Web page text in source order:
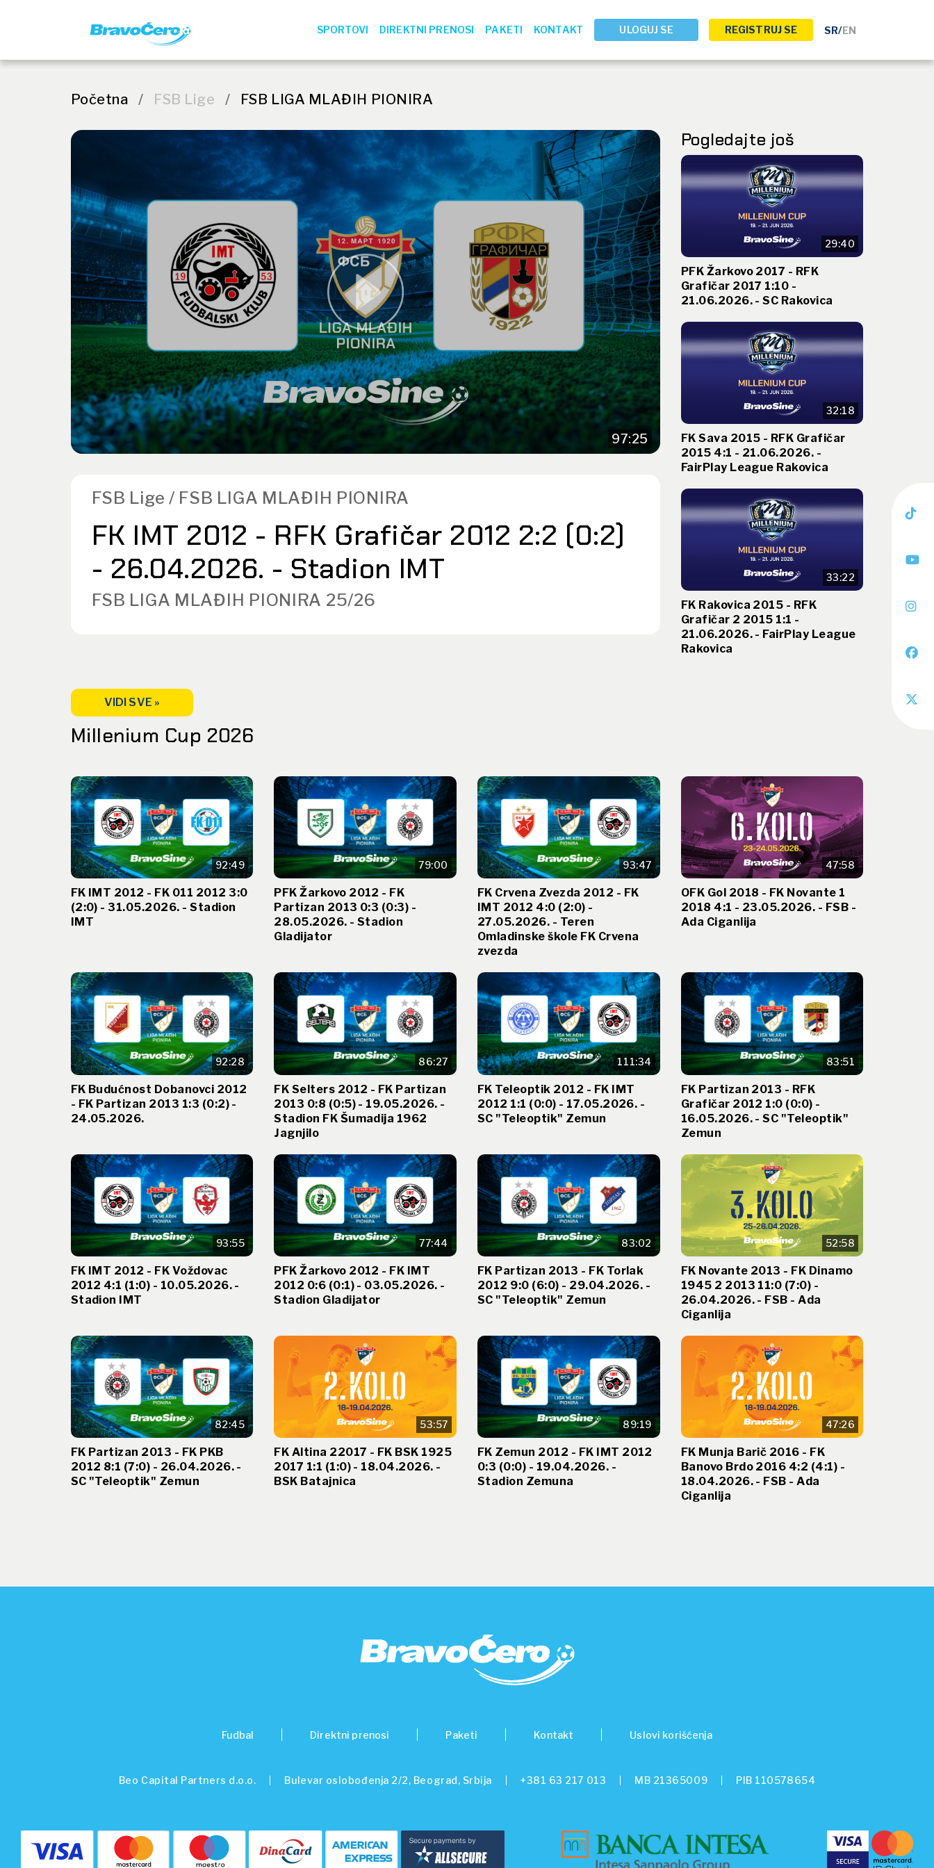
SPORTOVI DIREKTNI PRENOSI PAKETI KONTAKT ULOGUJ SE REGISTRUJ SE SR/EN
Početna / FSB Lige / FSB LIGA MLAĐIH PIONIRA
97:25
FSB Lige / FSB LIGA MLAĐIH PIONIRA
FK IMT 2012 - RFK Grafičar 2012 2:2 (0:2)
- 26.04.2026. - Stadion IMT
FSB LIGA MLAĐIH PIONIRA 25/26
Pogledajte još
29:40
PFK Žarkovo 2017 - RFK
Grafičar 2017 1:10 -
21.06.2026. - SC Rakovica
32:18
FK Sava 2015 - RFK Grafičar
2015 4:1 - 21.06.2026. -
FairPlay League Rakovica
33:22
FK Rakovica 2015 - RFK
Grafičar 2 2015 1:1 -
21.06.2026. - FairPlay League
Rakovica
VIDI SVE »
Millenium Cup 2026
92:49
FK IMT 2012 - FK 011 2012 3:0
(2:0) - 31.05.2026. - Stadion
IMT
79:00
PFK Žarkovo 2012 - FK
Partizan 2013 0:3 (0:3) -
28.05.2026. - Stadion
Gladijator
93:47
FK Crvena Zvezda 2012 - FK
IMT 2012 4:0 (2:0) -
27.05.2026. - Teren
Omladinske škole FK Crvena
zvezda
47:58
OFK Gol 2018 - FK Novante 1
2018 4:1 - 23.05.2026. - FSB -
Ada Ciganlija
92:28
FK Budućnost Dobanovci 2012
- FK Partizan 2013 1:3 (0:2) -
24.05.2026.
86:27
FK Selters 2012 - FK Partizan
2013 0:8 (0:5) - 19.05.2026. -
Stadion FK Šumadija 1962
Jagnjilo
111:34
FK Teleoptik 2012 - FK IMT
2012 1:1 (0:0) - 17.05.2026. -
SC "Teleoptik" Zemun
83:51
FK Partizan 2013 - RFK
Grafičar 2012 1:0 (0:0) -
16.05.2026. - SC "Teleoptik"
Zemun
93:55
FK IMT 2012 - FK Voždovac
2012 4:1 (1:0) - 10.05.2026. -
Stadion IMT
77:44
PFK Žarkovo 2012 - FK IMT
2012 0:6 (0:1) - 03.05.2026. -
Stadion Gladijator
83:02
FK Partizan 2013 - FK Torlak
2012 9:0 (6:0) - 29.04.2026. -
SC "Teleoptik" Zemun
52:58
FK Novante 2013 - FK Dinamo
1945 2 2013 11:0 (7:0) -
26.04.2026. - FSB - Ada
Ciganlija
82:45
FK Partizan 2013 - FK PKB
2012 8:1 (7:0) - 26.04.2026. -
SC "Teleoptik" Zemun
53:57
FK Altina 22017 - FK BSK 1925
2017 1:1 (1:0) - 18.04.2026. -
BSK Batajnica
89:19
FK Zemun 2012 - FK IMT 2012
0:3 (0:0) - 19.04.2026. -
Stadion Zemuna
47:26
FK Munja Barič 2016 - FK
Banovo Brdo 2016 4:2 (4:1) -
18.04.2026. - FSB - Ada
Ciganlija
Fudbal Direktni prenosi Paketi Kontakt Uslovi korišćenja
Beo Capital Partners d.o.o. Bulevar oslobođenja 2/2, Beograd, Srbija +381 63 217 013 MB 21365009 PIB 110578654